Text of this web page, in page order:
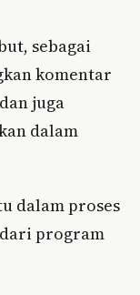
sebagai
komentar
juga
dalam
dalam proses
program